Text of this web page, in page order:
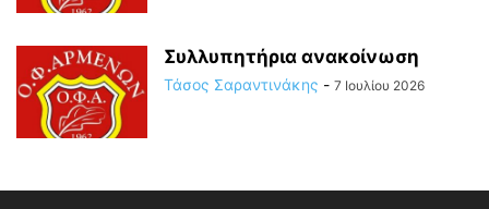
Συλλυπητήρια ανακοίνωση
Τάσος Σαραντινάκης - 7 Ιουλίου 2026